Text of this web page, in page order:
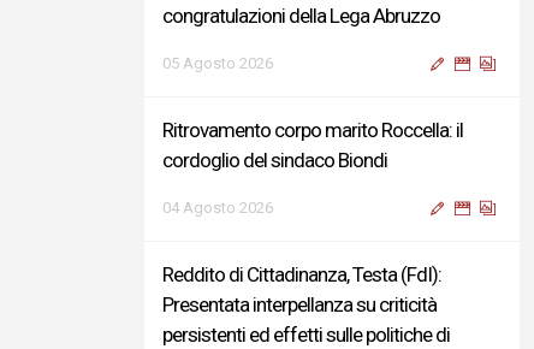
congratulazioni della Lega Abruzzo
05 Agosto 2026
Ritrovamento corpo marito Roccella: il
cordoglio del sindaco Biondi
04 Agosto 2026
Reddito di Cittadinanza, Testa (FdI):
Presentata interpellanza su criticità
persistenti ed effetti sulle politiche di